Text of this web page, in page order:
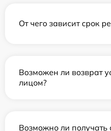
От чего зависит срок
Возможен ли возврат
лицом?
Возможно ли получать